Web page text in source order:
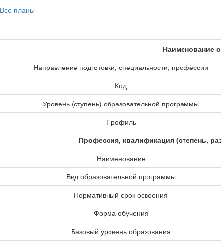
Все планы
Наименование
Направление подготовки, специальности, профессии
Код
Уровень (ступень) образовательной программы
Профиль
Профессия, квалификация (степень,
Наименование
Вид образовательной программы
Нормативный срок освоения
Форма обучения
Базовый уровень образования